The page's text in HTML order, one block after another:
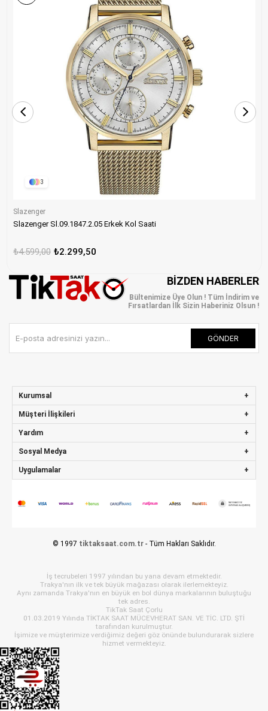
3
Slazenger
Slazenger Sl.09.1847.2.05 Erkek Kol Saati
₺2.299,50
₺4.599,00
BIZDEN HABERLER
Bültenimize Üye Olun ! Tüm İndirim ve
Fırsatlardan İlk Sizin Haberiniz Olsun !
GÖNDER
Kurumsal
Müşteri İlişkileri
Yardım
Sosyal Medya
Uygulamalar
© 1997 tiktaksaat.com.tr - Tüm Hakları Saklıdır.
İş tecrubeleri 1997 yılından bu yana devam etmektedir.
Trakya'nın ilk ve tek büyük mağazası olarak ilerlemekteyiz.
Aynı zamanda Trakya'nın en büyük en bol dünya markalarının buluştuğu
tek adres.
TikTak Saat Çorlu
01.03.2019 Yılında TİKTAK SAAT MÜCEVHERAT SAN. VE TİC. LTD. ŞTİ
tarafından kurulmuştur.
İşimize ve müşterimize verdiğimiz değeri göz önünde bulundurarak sizlere
hizmet vermekteyiz.